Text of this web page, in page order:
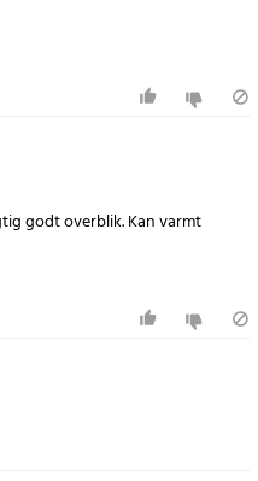
godt overblik. Kan varmt